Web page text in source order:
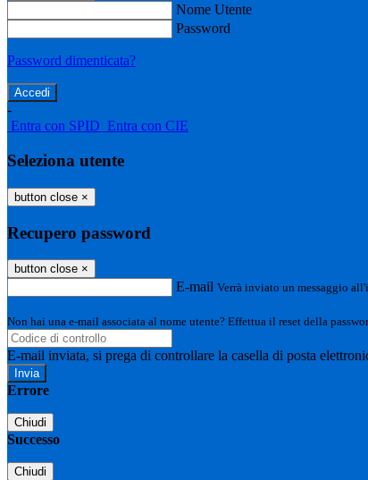
Nome Utente
Password
Password dimenticata?
-
Entra con SPID Entra con CIE
Seleziona utente
button close ×
Recupero password
button close ×
E-mail Verrà inviato un messaggio
Non hai una e-mail associata al nome utente? Effettua il reset della
E-mail inviata, si prega di controllare la casella di posta
Errore
Chiudi
Successo
Chiudi